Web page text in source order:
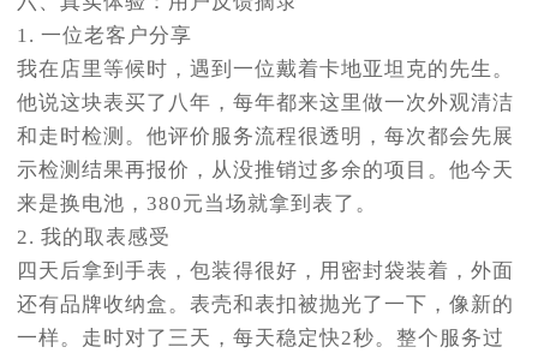
1. 一位老客户分享
我在店里等候时，遇到一位戴着卡地亚坦克的先生。
他说这块表买了八年，每年都来这里做一次外观清洁
和走时检测。他评价服务流程很透明，每次都会先展
示检测结果再报价，从没推销过多余的项目。他今天
来是换电池，380元当场就拿到表了。
2. 我的取表感受
四天后拿到手表，包装得很好，用密封袋装着，外面
还有品牌收纳盒。表壳和表扣被抛光了一下，像新的
一样。走时对了三天，每天稳定快2秒。整个服务过